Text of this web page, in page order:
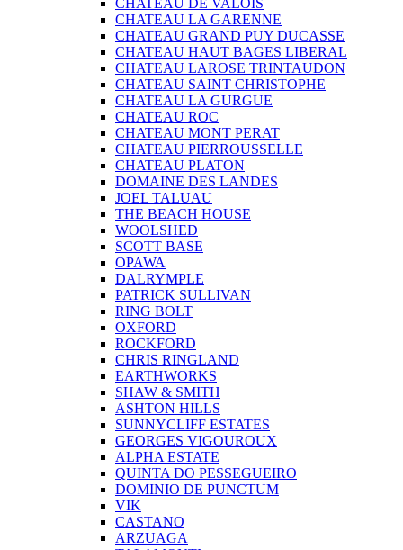
CHATEAU DE VALOIS
CHATEAU LA GARENNE
CHATEAU GRAND PUY DUCASSE
CHATEAU HAUT BAGES LIBERAL
CHATEAU LAROSE TRINTAUDON
CHATEAU SAINT CHRISTOPHE
CHATEAU LA GURGUE
CHATEAU ROC
CHATEAU MONT PERAT
CHATEAU PIERROUSSELLE
CHATEAU PLATON
DOMAINE DES LANDES
JOEL TALUAU
THE BEACH HOUSE
WOOLSHED
SCOTT BASE
OPAWA
DALRYMPLE
PATRICK SULLIVAN
RING BOLT
OXFORD
ROCKFORD
CHRIS RINGLAND
EARTHWORKS
SHAW & SMITH
ASHTON HILLS
SUNNYCLIFF ESTATES
GEORGES VIGOUROUX
ALPHA ESTATE
QUINTA DO PESSEGUEIRO
DOMINIO DE PUNCTUM
VIK
CASTANO
ARZUAGA